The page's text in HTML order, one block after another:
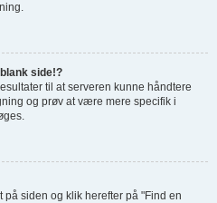
side!?
til at serveren kunne håndtere
og prøv at være mere specifik i
på siden og klik herefter på "Find en